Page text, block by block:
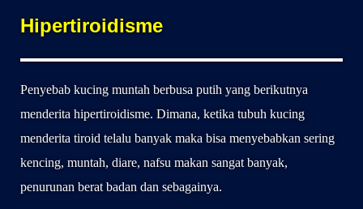
Hipertiroidisme
Penyebab kucing muntah berbusa putih yang berikutnya
menderita hipertiroidisme. Dimana, ketika tubuh kucing
menderita tiroid telalu banyak maka bisa menyebabkan sering
kencing, muntah, diare, nafsu makan sangat banyak,
penurunan berat badan dan sebagainya.